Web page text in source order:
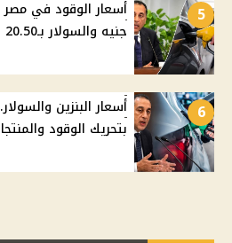
5
جنيه والسولار بـ20.50 جنيه
6
أسعار البنزين
بتحريك الوقود والمنتجات